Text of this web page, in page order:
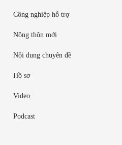
Công nghiệp hỗ trợ
Nông thôn mới
Nội dung chuyên đề
Hồ sơ
Video
Podcast